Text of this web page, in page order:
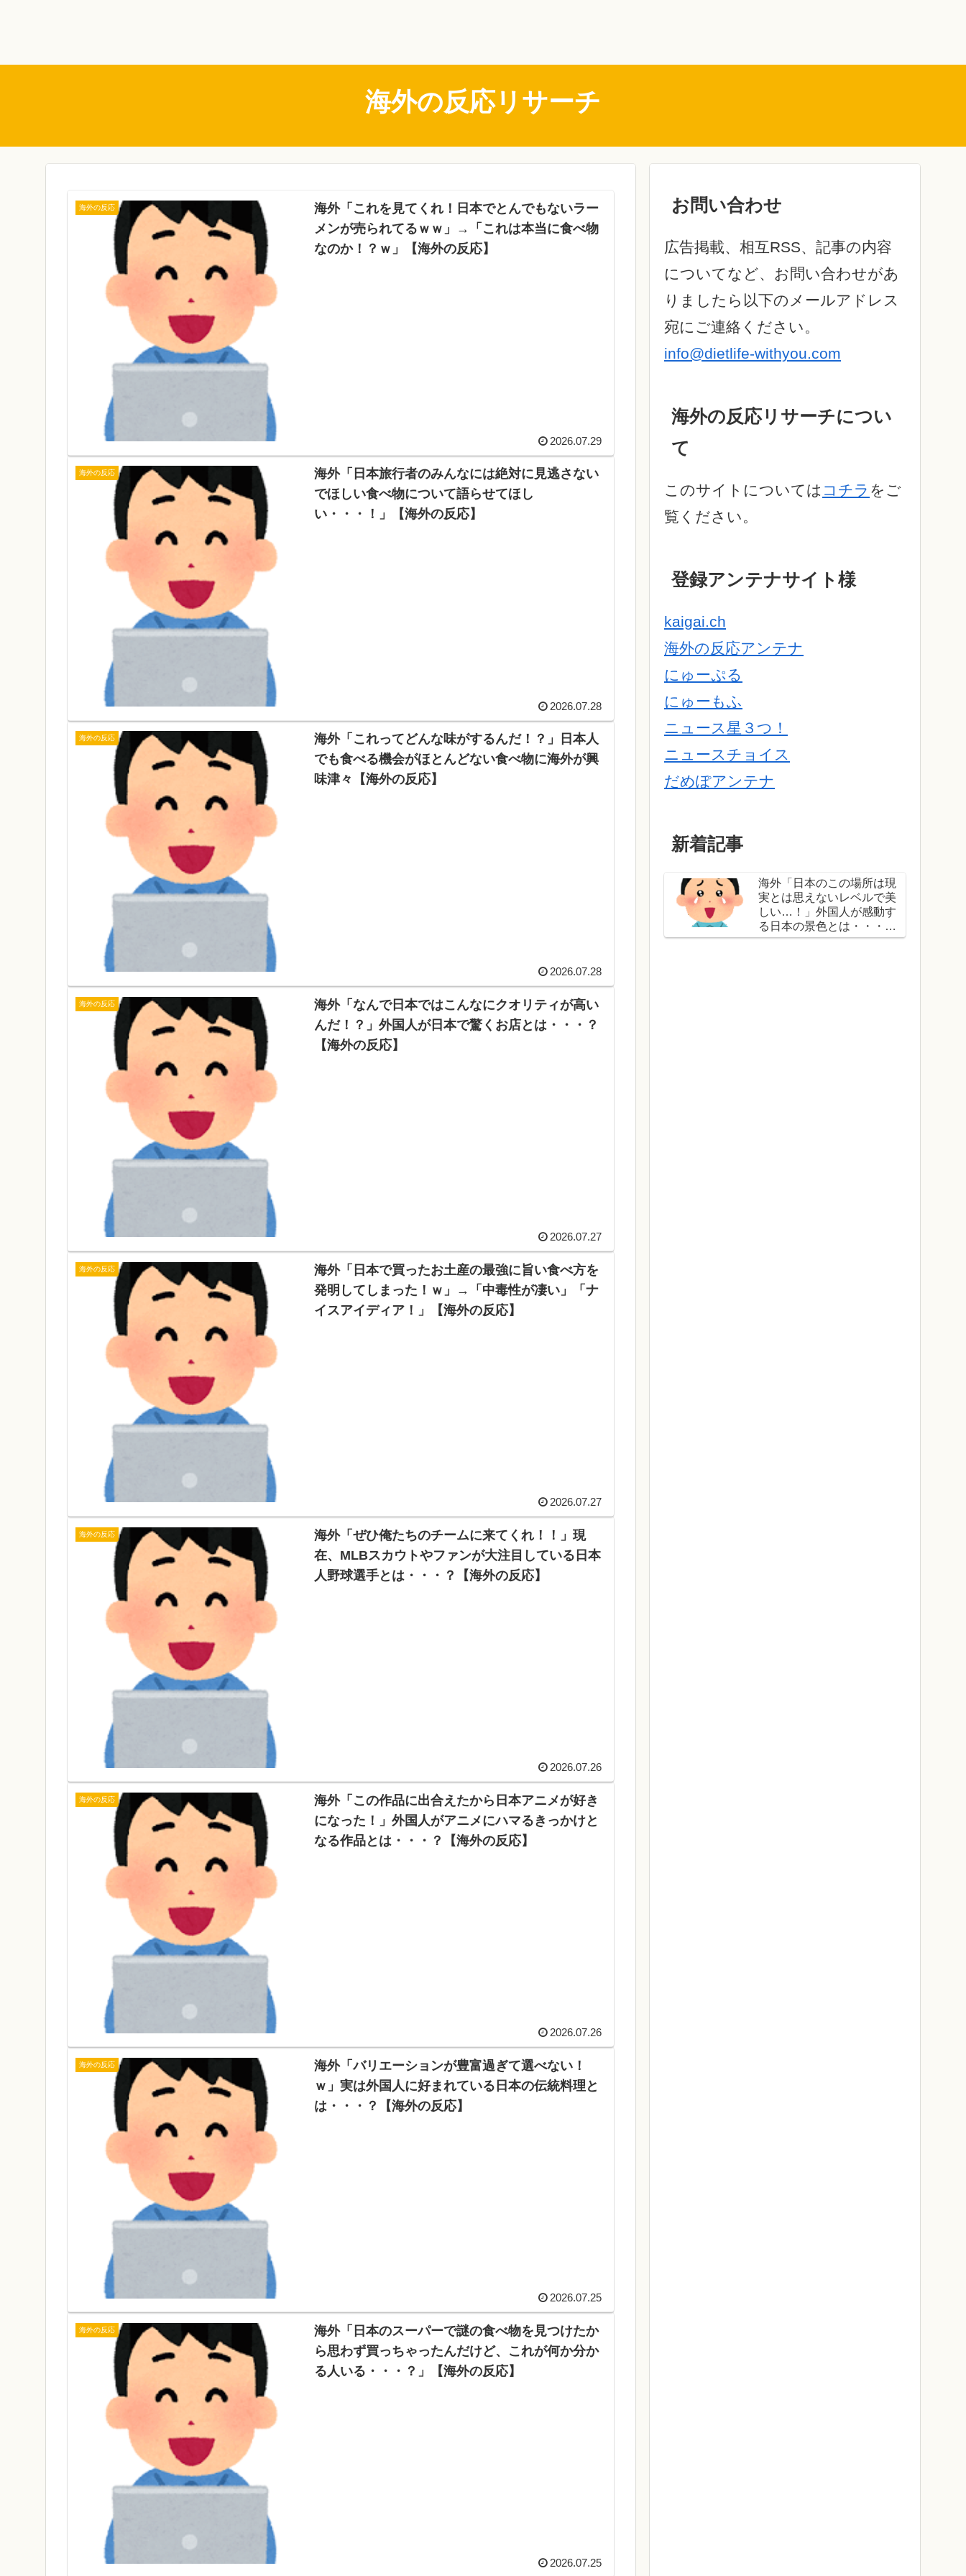
海外の反応リサーチ
海外の反応
海外「これを見てくれ！日本でとんでもないラー
メンが売られてるｗｗ」→「これは本当に食べ物
なのか！？ｗ」【海外の反応】
2026.07.29
海外の反応
海外「日本旅行者のみんなには絶対に見逃さない
でほしい食べ物について語らせてほし
い・・・！」【海外の反応】
2026.07.28
海外の反応
海外「これってどんな味がするんだ！？」日本人
でも食べる機会がほとんどない食べ物に海外が興
味津々【海外の反応】
2026.07.28
海外の反応
海外「なんで日本ではこんなにクオリティが高い
んだ！？」外国人が日本で驚くお店とは・・・？
【海外の反応】
2026.07.27
海外の反応
海外「日本で買ったお土産の最強に旨い食べ方を
発明してしまった！ｗ」→「中毒性が凄い」「ナ
イスアイディア！」【海外の反応】
2026.07.27
海外の反応
海外「ぜひ俺たちのチームに来てくれ！！」現
在、MLBスカウトやファンが大注目している日本
人野球選手とは・・・？【海外の反応】
2026.07.26
海外の反応
海外「この作品に出合えたから日本アニメが好き
になった！」外国人がアニメにハマるきっかけと
なる作品とは・・・？【海外の反応】
2026.07.26
海外の反応
海外「バリエーションが豊富過ぎて選べない！
ｗ」実は外国人に好まれている日本の伝統料理と
は・・・？【海外の反応】
2026.07.25
海外の反応
海外「日本のスーパーで謎の食べ物を見つけたか
ら思わず買っちゃったんだけど、これが何か分か
る人いる・・・？」【海外の反応】
2026.07.25
お問い合わせ
広告掲載、相互RSS、記事の内容
についてなど、お問い合わせがあ
りましたら以下のメールアドレス
宛にご連絡ください。
info@dietlife-withyou.com
海外の反応リサーチについ
て
このサイトについては コチラ をご
覧ください。
登録アンテナサイト様
kaigai.ch
海外の反応アンテナ
にゅーぷる
にゅーもふ
ニュース星３つ！
ニュースチョイス
だめぽアンテナ
新着記事
海外「日本のこの場所は現
実とは思えないレベルで美
しい…！」外国人が感動す
る日本の景色とは・・・？
【海外の反応】